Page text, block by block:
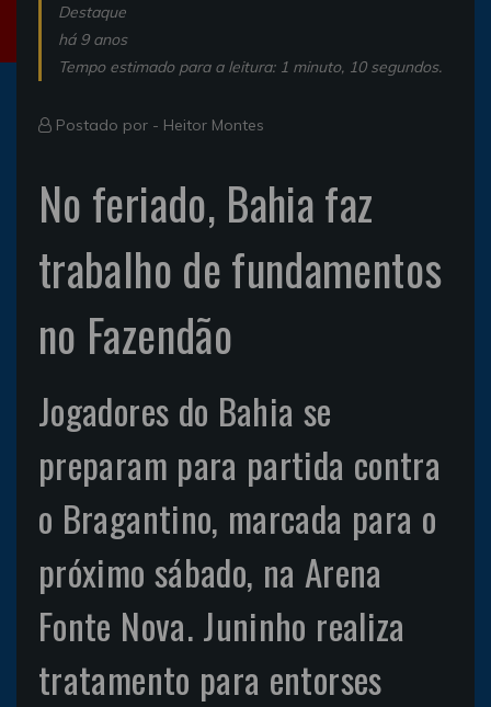
Destaque
há 9 anos
Tempo estimado para a leitura: 1 minuto, 10 segundos.
Postado por - Heitor Montes
No feriado, Bahia faz
trabalho de fundamentos
no Fazendão
Jogadores do Bahia se
preparam para partida contra
o Bragantino, marcada para o
próximo sábado, na Arena
Fonte Nova. Juninho realiza
tratamento para entorses